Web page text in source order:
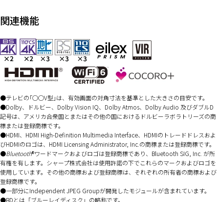
関連機能
テレビの｢○○V型｣は、有効画面の対角寸法を基準とした大きさの目安です。
Dolby、ドルビー、Dolby Vision IQ、Dolby Atmos、Dolby Audio 及びダブルD
記号は、アメリカ合衆国とまたはその他の国におけるドルビーラボラトリーズの商
標または登録商標です。
HDMI、HDMI High-Definition Multimedia Interface、HDMIのトレードドレスおよ
びHDMIのロゴは、HDMI Licensing Administrator, Inc.の商標または登録商標です。
Bluetooth®ワードマークおよびロゴは登録商標であり、Bluetooth SIG, Inc. が所
有権を有します。シャープ株式会社は使用許諾の下でこれらのマークおよびロゴを
使用しています。その他の商標および登録商標は、それぞれの所有者の商標および
登録商標です。
一部分にIndependent JPEG Groupが開発したモジュールが含まれています。
BDとは「ブルーレイディスク」の略称です。